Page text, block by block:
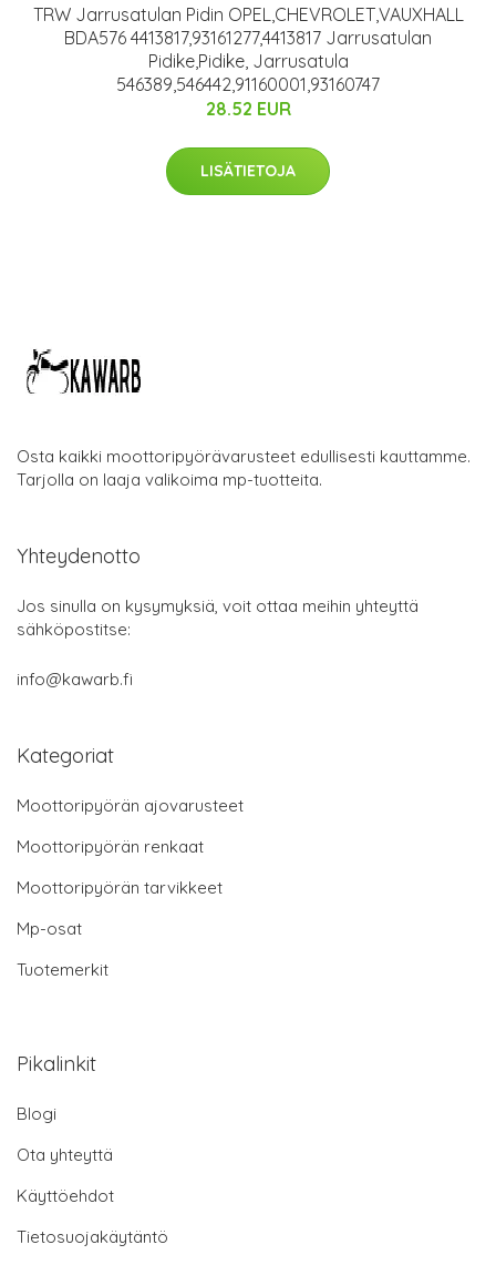
TRW Jarrusatulan Pidin OPEL,CHEVROLET,VAUXHALL
BDA576 4413817,93161277,4413817 Jarrusatulan
Pidike,Pidike, Jarrusatula
546389,546442,91160001,93160747
28.52 EUR
LISÄTIETOJA
Osta kaikki moottoripyörävarusteet edullisesti kauttamme.
Tarjolla on laaja valikoima mp-tuotteita.
Yhteydenotto
Jos sinulla on kysymyksiä, voit ottaa meihin yhteyttä
sähköpostitse:
info@kawarb.fi
Kategoriat
Moottoripyörän ajovarusteet
Moottoripyörän renkaat
Moottoripyörän tarvikkeet
Mp-osat
Tuotemerkit
Pikalinkit
Blogi
Ota yhteyttä
Käyttöehdot
Tietosuojakäytäntö